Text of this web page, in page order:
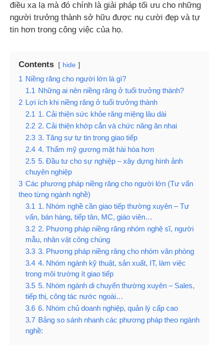
điều xa lạ mà đó chính là giải pháp tối ưu cho những
người trưởng thành sở hữu được nụ cười đẹp và tự
tin hơn trong công việc của họ.
Contents hide
1 Niềng răng cho người lớn là gì?
1.1 Những ai nên niềng răng ở tuổi trưởng thành?
2 Lợi ích khi niềng răng ở tuổi trưởng thành
2.1 1. Cải thiện sức khỏe răng miệng lâu dài
2.2 2. Cải thiện khớp cắn và chức năng ăn nhai
2.3 3. Tăng sự tự tin trong giao tiếp
2.4 4. Thẩm mỹ gương mặt hài hòa hơn
2.5 5. Đầu tư cho sự nghiệp – xây dựng hình ảnh
chuyên nghiệp
3 Các phương pháp niềng răng cho người lớn (Tư vấn
theo từng ngành nghề)
3.1 1. Nhóm nghề cần giao tiếp thường xuyên – Tư
vấn, bán hàng, tiếp tân, MC, giáo viên…
3.2 2. Phương pháp niềng răng nhóm nghệ sĩ, người
mẫu, nhân vật công chúng
3.3 3. Phương pháp niềng răng cho nhóm văn phòng
3.4 4. Nhóm ngành kỹ thuật, sản xuất, IT, làm việc
trong môi trường ít giao tiếp
3.5 5. Nhóm ngành di chuyển thường xuyên – Sales,
tiếp thị, công tác nước ngoài…
3.6 6. Nhóm chủ doanh nghiệp, quản lý cấp cao
3.7 Bảng so sánh nhanh các phương pháp theo ngành
nghề: